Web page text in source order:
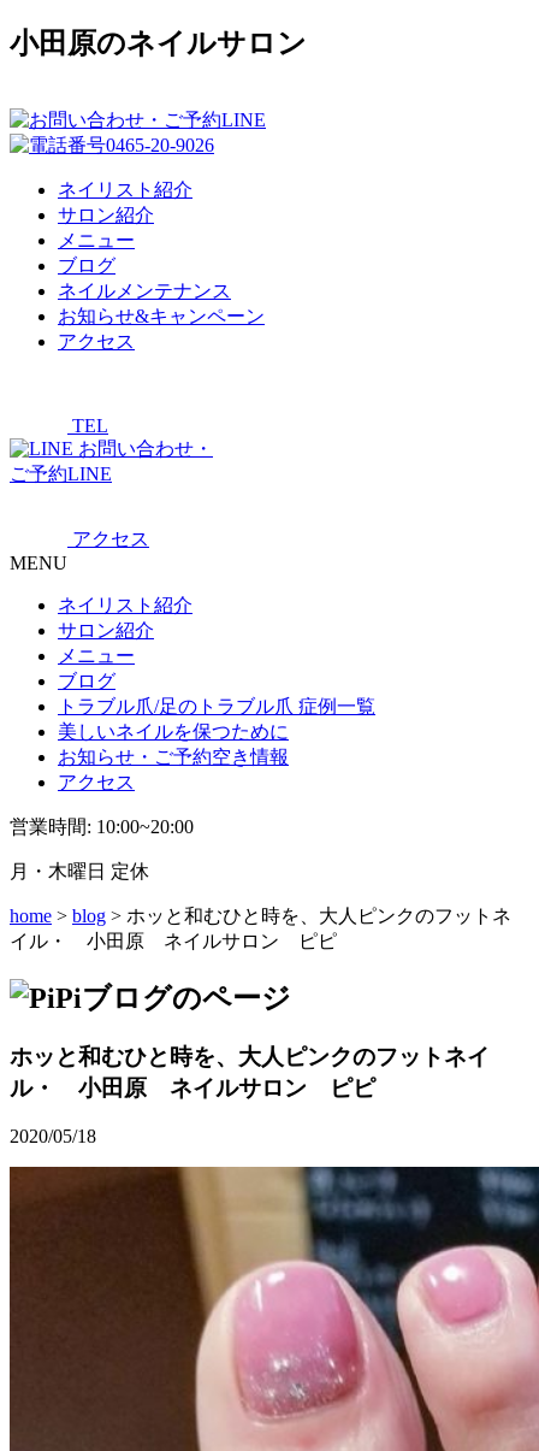
小田原のネイルサロン
ネイリスト紹介
サロン紹介
メニュー
ブログ
ネイルメンテナンス
お知らせ&キャンペーン
アクセス
TEL
お問い合わせ・
ご予約LINE
アクセス
MENU
ネイリスト紹介
サロン紹介
メニュー
ブログ
トラブル爪/足のトラブル爪 症例一覧
美しいネイルを保つために
お知らせ・ご予約空き情報
アクセス
営業時間: 10:00~20:00
月・木曜日 定休
home > blog > ホッと和むひと時を、大人ピンクのフットネ
イル・ 小田原 ネイルサロン ピピ
ホッと和むひと時を、大人ピンクのフットネイ
ル・ 小田原 ネイルサロン ピピ
2020/05/18